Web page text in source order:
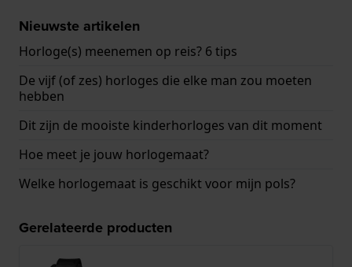
Nieuwste artikelen
Horloge(s) meenemen op reis? 6 tips
De vijf (of zes) horloges die elke man zou moeten
hebben
Dit zijn de mooiste kinderhorloges van dit moment
Hoe meet je jouw horlogemaat?
Welke horlogemaat is geschikt voor mijn pols?
Gerelateerde producten